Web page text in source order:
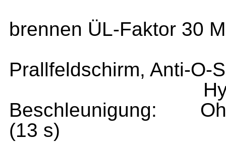
brennen ÜL-Faktor 30
Prallfeldschirm, Anti-O-
Hypertrop mit
Beschleunigung:
(13 s)